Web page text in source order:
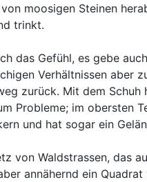
moosigen Steinen
trinkt.
das Gefühl, es gebe
Verhältnissen aber
zurück. Mit dem
Probleme; im obersten
und hat sogar ein
von Waldstrassen, das
annähernd ein